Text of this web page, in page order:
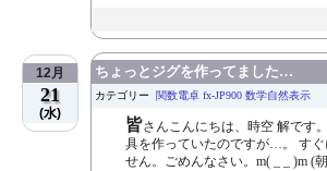
12月
21
(水)
ちょっとジグを作ってました…
カテゴリー 関数電卓 fx-JP900 数学自然表示
皆さんこんにちは、時空 解です
具を作っていたのですが…。 すぐ
せん。ごめんなさい。m( _ _ )m (